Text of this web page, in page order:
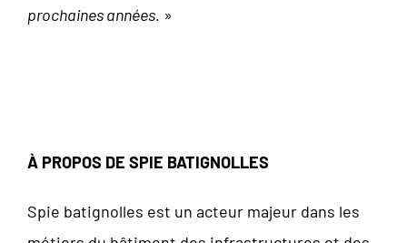
prochaines années. »
À PROPOS DE SPIE BATIGNOLLES
Spie batignolles est un acteur majeur dans les